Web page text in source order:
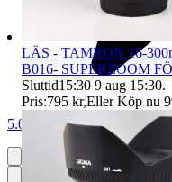
5.0
LÄS - TAMRON 16-
B016- SUPERZOOM
Sluttid15:30 9 aug 15:30.
Pris:795 kr,Eller Köp nu